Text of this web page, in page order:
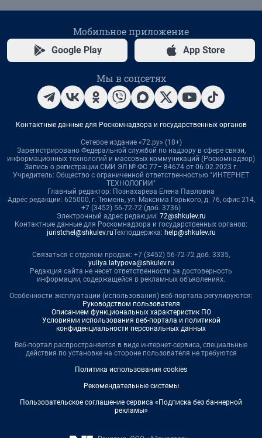
Мобильное приложение
Google Play App Store
Мы в соцсетях
Контактные данные для Роскомнадзора и государственных органов
Сетевое издание «72.ру» (18+)
Зарегистрировано Федеральной службой по надзору в сфере связи,
информационных технологий и массовых коммуникаций (Роскомнадзор)
Запись о регистрации СМИ ЭЛ № ФС 77– 84674 от 06.02.2023 г.
Учредитель: Общество с ограниченной ответственностью "ИНТЕРНЕТ
ТЕХНОЛОГИИ"
Главный редактор: Познахарева Елена Павловна
Адрес редакции: 625000, г. Тюмень, ул. Максима Горького, д. 76, офис 214,
+7 (3452) 56-72-72 (доб. 3736)
Электронный адрес редакции: 72@shkulev.ru
Контактные данные для Роскомнадзора и государственных органов:
juristchel@shkulev.ruТехподдержка: help@shkulev.ru
Связаться с отделом продаж: +7 (3452) 56-72-72 доб. 3335,
yuliya.latypova@shkulev.ru
Редакция сайта не несет ответственности за достоверность
информации, содержащейся в рекламных объявлениях.
Особенности эксплуатации (использования) веб-портала регулируются:
Руководством пользователя
Описанием функциональных характеристик ПО
Условиями использования веб-портала и политикой
конфиденциальности персональных данных
Веб-портал распространяется в виде интернет-сервиса, специальные
действия по установке на стороне пользователя не требуются
Политика использования cookies
Рекомендательные системы
Пользовательское соглашение сервиса «Подписка без баннерной
рекламы»